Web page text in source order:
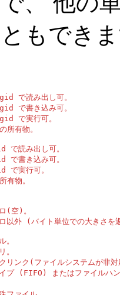
もでき
で読み出し可。
で書き込み可。
で実行可。
有物。
で読み出し可。
で書き込み可。
で実行可。
物。
(空)。
外 (バイト単位での大きさを
。
。
ンク(ファイルシステムが非対
プ (FIFO) またはファイルハ